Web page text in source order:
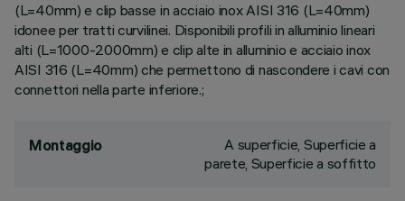
(L=40mm) e clip basse in acciaio inox AISI 316 (L=40mm)
idonee per tratti curvilinei. Disponibili profili in alluminio lineari
alti (L=1000-2000mm) e clip alte in alluminio e acciaio inox
AISI 316 (L=40mm) che permettono di nascondere i cavi con
connettori nella parte inferiore.;
Montaggio
A superficie, Superficie a
parete, Superficie a soffitto